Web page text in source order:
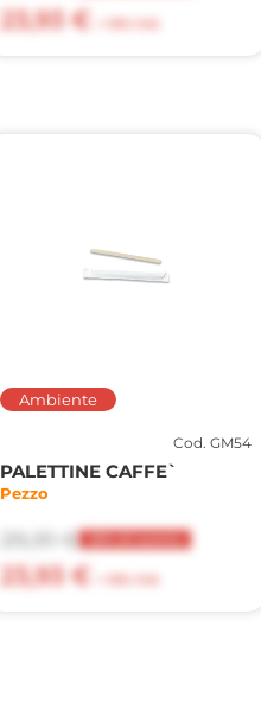
23,93 €
Ambiente
Cod. GM54
PALETTINE CAFFE`
Pezzo
29,91 €
23,93 €